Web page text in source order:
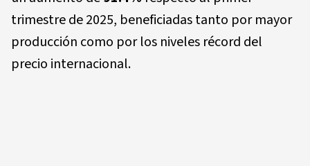
trimestre de 2025, beneficiadas tanto por mayor
producción como por los niveles récord del
precio internacional.